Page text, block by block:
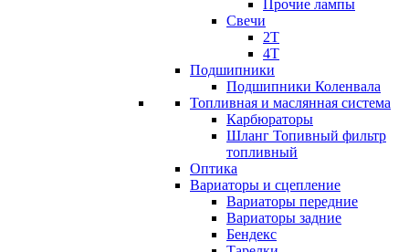
Прочие лампы
Свечи
2T
4T
Подшипники
Подшипники Коленвала
Топливная и маслянная система
Карбюраторы
Шланг Топивный фильтр
топливный
Оптика
Вариаторы и сцепление
Вариаторы передние
Вариаторы задние
Бендекс